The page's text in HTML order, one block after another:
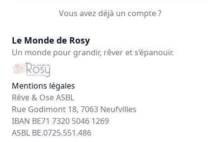
Vous avez déjà un compte ?
Le Monde de Rosy
Un monde pour grandir, rêver et s’épanouir.
Mentions légales
Rêve & Ose ASBL
Rue Godimont 18, 7063 Neufvilles
IBAN BE71 7320 5046 1269
ASBL BE.0725.551.486